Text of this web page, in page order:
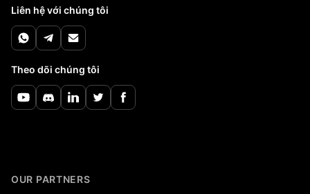
Liên hệ với chúng tôi
Theo dõi chúng tôi
OUR PARTNERS